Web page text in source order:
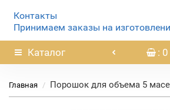
Контакты
Принимаем заказы на
Каталог : 0
Главная Порошок для объема 5